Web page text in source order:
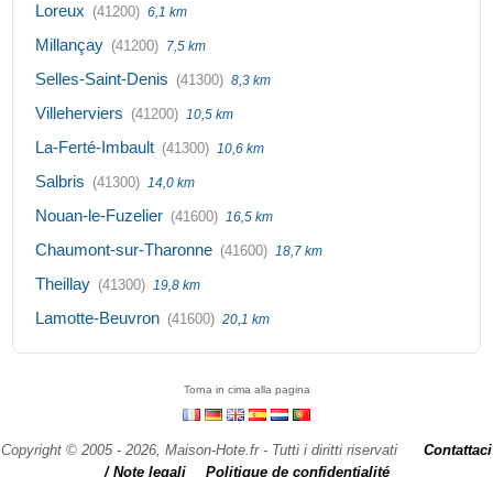
Loreux (41200) 6,1 km
Millançay (41200) 7,5 km
Selles-Saint-Denis (41300) 8,3 km
Villeherviers (41200) 10,5 km
La-Ferté-Imbault (41300) 10,6 km
Salbris (41300) 14,0 km
Nouan-le-Fuzelier (41600) 16,5 km
Chaumont-sur-Tharonne (41600) 18,7 km
Theillay (41300) 19,8 km
Lamotte-Beuvron (41600) 20,1 km
Torna in cima alla pagina
Copyright © 2005 - 2026, Maison-Hote.fr - Tutti i diritti riservati
Contattaci
/ Note legali
Politique de confidentialité